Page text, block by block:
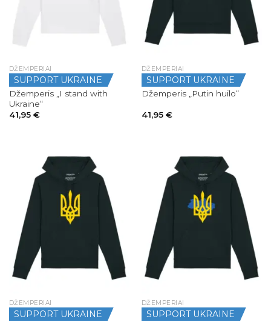
DŽEMPERIAI
SUPPORT UKRAINE
Džemperis „I stand with
Ukraine“
41,95 €
DŽEMPERIAI
SUPPORT UKRAINE
Džemperis „Putin huilo“
41,95 €
DŽEMPERIAI
SUPPORT UKRAINE
DŽEMPERIAI
SUPPORT UKRAINE